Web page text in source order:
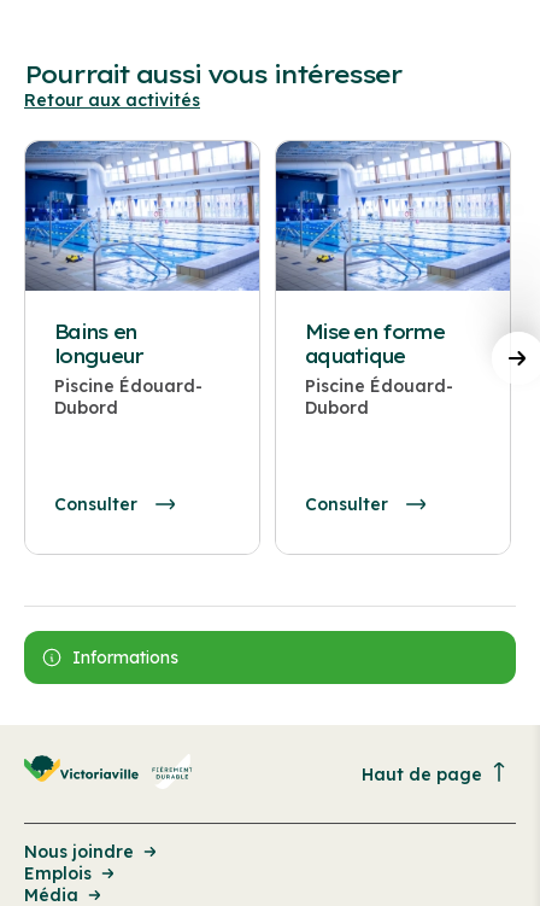
Pourrait aussi vous intéresser
Retour aux activités
Bains en
longueur
Piscine Édouard-
Dubord
Consulter
Mise en forme
aquatique
Piscine Édouard-
Dubord
Consulter
Informations
Haut de page
Nous joindre
Emplois
Média